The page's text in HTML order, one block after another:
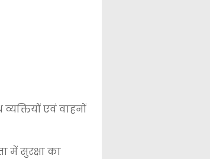
एवं वाहनों
में सुरक्षा का